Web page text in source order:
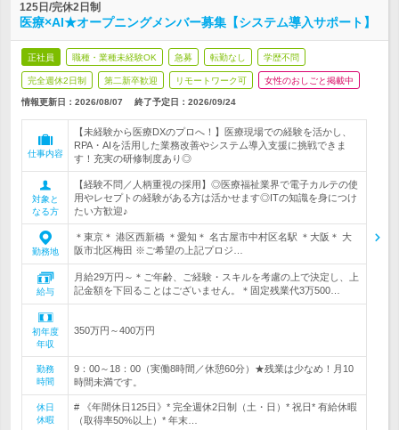
125日/完休2日制
医療×AI★オープニングメンバー募集【システム導入サポート】
正社員 職種・業種未経験OK 急募 転勤なし 学歴不問
完全週休2日制 第二新卒歓迎 リモートワーク可 女性のおしごと掲載中
情報更新日：2026/08/07 終了予定日： 2026/09/24
仕事内容
【未経験から医療DXのプロへ！】医療現場での経験を活かし、
RPA・AIを活用した業務改善やシステム導入支援に挑戦できま
す！充実の研修制度あり◎
対象と
なる方
【経験不問／人柄重視の採用】◎医療福祉業界で電子カルテの使
用やレセプトの経験がある方は活かせます◎ITの知識を身につけ
たい方歓迎♪
勤務地
＊東京＊ 港区西新橋 ＊愛知＊ 名古屋市中村区名駅 ＊大阪＊ 大
阪市北区梅田 ※ご希望の上記プロジ…
給与
月給29万円～＊ご年齢、ご経験・スキルを考慮の上で決定し、上
記金額を下回ることはございません。＊固定残業代3万500…
初年度
年収
350万円～400万円
勤務
時間
9：00～18：00（実働8時間／休憩60分）★残業は少なめ！月10
時間未満です。
休日
休暇
# 《年間休日125日》* 完全週休2日制（土・日）* 祝日* 有給休暇
（取得率50%以上）* 年末…